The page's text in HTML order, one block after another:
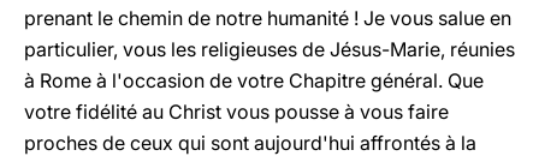
prenant le chemin de notre humanité ! Je vous salue en
particulier, vous les religieuses de Jésus-Marie, réunies
à Rome à l'occasion de votre Chapitre général. Que
votre fidélité au Christ vous pousse à vous faire
proches de ceux qui sont aujourd'hui affrontés à la